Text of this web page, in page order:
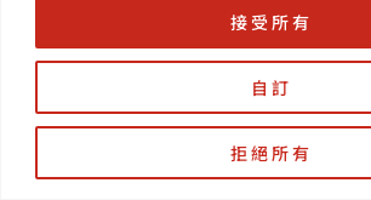
自訂
拒絕所有
接受所有
已結束